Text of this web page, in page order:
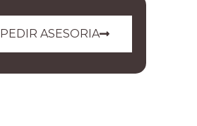
PEDIR ASESORIA